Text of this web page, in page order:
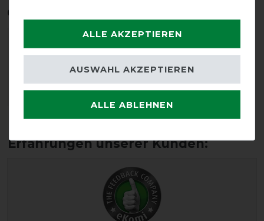
Qualitätsstufen
Reißfestigkeit Wasserdichtigkeit
ALLE AKZEPTIEREN
ALLE ABLEHNEN
AUSWAHL AKZEPTIEREN